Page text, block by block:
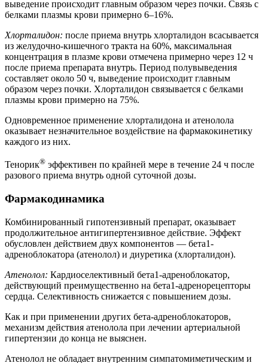
выведение происходит главным образом через почки. Связь с
белками плазмы крови примерно 6–16%.
Хлорталидон: после приема внутрь хлорталидон всасывается
из желудочно-кишечного тракта на 60%, максимальная
концентрация в плазме крови отмечена примерно через 12 ч
после приема препарата внутрь. Период полувыведения
составляет около 50 ч, выведение происходит главным
образом через почки. Хлорталидон связывается с белками
плазмы крови примерно на 75%.
Одновременное применение хлорталидона и атенолола
оказывает незначительное воздействие на фармакокинетику
каждого из них.
Тенорик® эффективен по крайней мере в течение 24 ч после
разового приема внутрь одной суточной дозы.
Фармакодинамика
Комбинированный гипотензивный препарат, оказывает
продолжительное антигипертензивное действие. Эффект
обусловлен действием двух компонентов — бета1-
адреноблокатора (атенолол) и диуретика (хлорталидон).
Атенолол: Кардиоселективный бета1-адреноблокатор,
действующий преимущественно на бета1‑адренорецепторы
сердца. Селективность снижается с повышением дозы.
Как и при применении других бета-адреноблокаторов,
механизм действия атенолола при лечении артериальной
гипертензии до конца не выяснен.
Атенолол не обладает внутренним симпатомиметическим и